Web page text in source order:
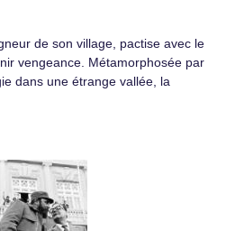
de son village, pactise avec le
vengeance. Métamorphosée par
dans une étrange vallée, la